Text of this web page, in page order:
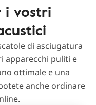
i vostri
di asciugatura
apparecchi puliti e
ottimale e una
anche ordinare